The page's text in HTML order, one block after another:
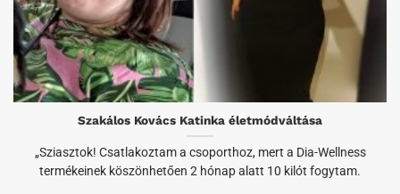
Szakálos Kovács Katinka életmódváltása
„Sziasztok! Csatlakoztam a csoporthoz, mert a Dia-Wellness
termékeinek köszönhetően 2 hónap alatt 10 kilót fogytam.